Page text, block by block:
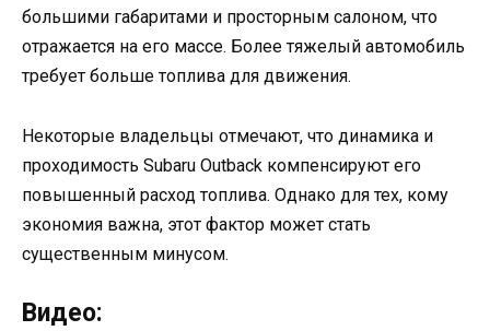
большими габаритами и просторным салоном, что
отражается на его массе. Более тяжелый автомобиль
требует больше топлива для движения.
Некоторые владельцы отмечают, что динамика и
проходимость Subaru Outback компенсируют его
повышенный расход топлива. Однако для тех, кому
экономия важна, этот фактор может стать
существенным минусом.
Видео: